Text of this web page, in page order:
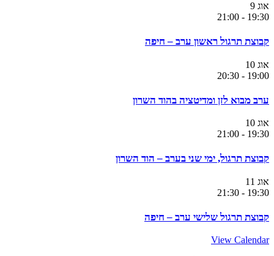
אוג 9
19:30
-
21:00
קבוצת תרגול ראשון ערב – חיפה
אוג 10
19:00
-
20:30
ערב מבוא לזן ומדיטציה בהוד השרון
אוג 10
19:30
-
21:00
קבוצת תרגול, ימי שני בערב – הוד השרון
אוג 11
19:30
-
21:30
קבוצת תרגול שלישי ערב – חיפה
View Calendar